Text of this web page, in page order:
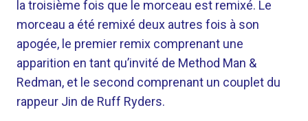
la troisième fois que le morceau est remixé. Le
morceau a été remixé deux autres fois à son
apogée, le premier remix comprenant une
apparition en tant qu’invité de Method Man &
Redman, et le second comprenant un couplet du
rappeur Jin de Ruff Ryders.